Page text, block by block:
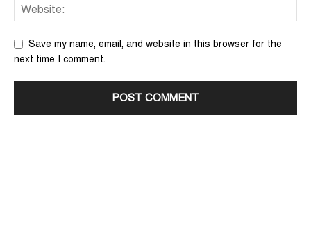
Save my name, email, and website in this browser for the
next time I comment.